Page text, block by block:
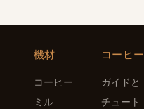
機材
コーヒー
ミル
コーヒー
ガイドと
チュート